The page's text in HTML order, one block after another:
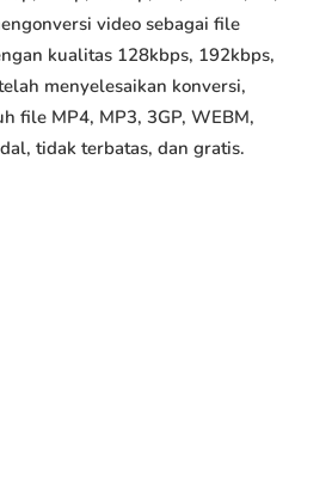
video sebagai file
kualitas 128kbps, 192kbps,
menyelesaikan konversi,
file MP4, MP3, 3GP, WEBM,
tidak terbatas, dan gratis.